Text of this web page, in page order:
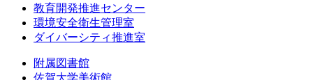
教育開発推進センター
環境安全衛生管理室
ダイバーシティ推進室
附属図書館
佐賀大学美術館